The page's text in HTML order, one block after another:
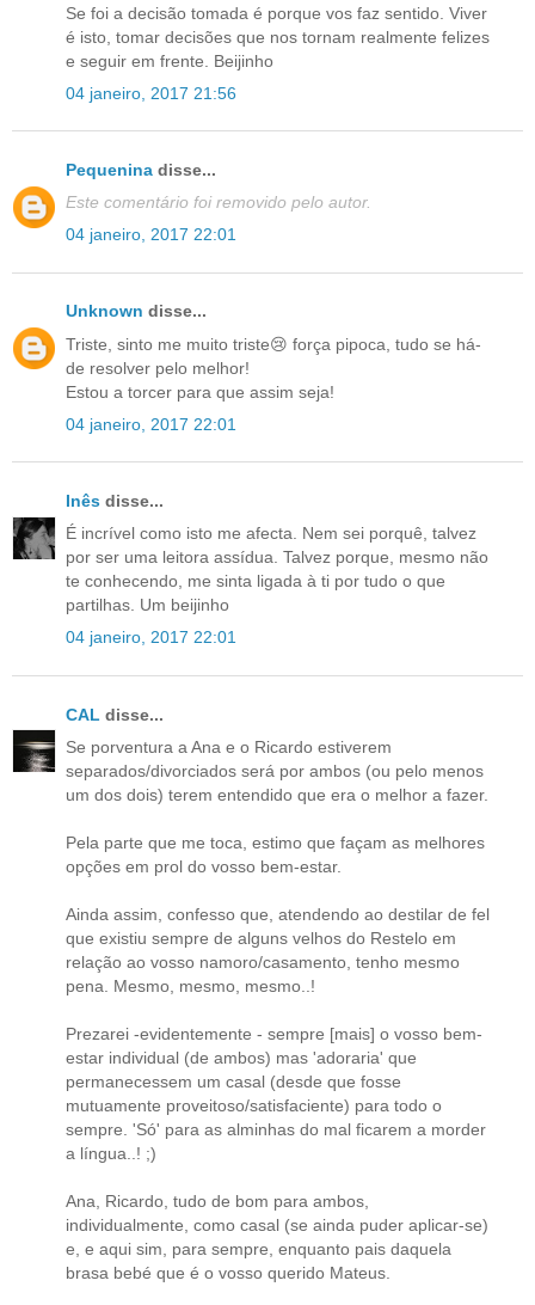
Se foi a decisão tomada é porque vos faz sentido. Viver
é isto, tomar decisões que nos tornam realmente felizes
e seguir em frente. Beijinho
04 janeiro, 2017 21:56
Pequenina disse...
Este comentário foi removido pelo autor.
04 janeiro, 2017 22:01
Unknown disse...
Triste, sinto me muito triste😢 força pipoca, tudo se há-
de resolver pelo melhor!
Estou a torcer para que assim seja!
04 janeiro, 2017 22:01
Inês disse...
É incrível como isto me afecta. Nem sei porquê, talvez
por ser uma leitora assídua. Talvez porque, mesmo não
te conhecendo, me sinta ligada à ti por tudo o que
partilhas. Um beijinho
04 janeiro, 2017 22:01
CAL disse...
Se porventura a Ana e o Ricardo estiverem
separados/divorciados será por ambos (ou pelo menos
um dos dois) terem entendido que era o melhor a fazer.
Pela parte que me toca, estimo que façam as melhores
opções em prol do vosso bem-estar.
Ainda assim, confesso que, atendendo ao destilar de fel
que existiu sempre de alguns velhos do Restelo em
relação ao vosso namoro/casamento, tenho mesmo
pena. Mesmo, mesmo, mesmo..!
Prezarei -evidentemente - sempre [mais] o vosso bem-
estar individual (de ambos) mas 'adoraria' que
permanecessem um casal (desde que fosse
mutuamente proveitoso/satisfaciente) para todo o
sempre. 'Só' para as alminhas do mal ficarem a morder
a língua..! ;)
Ana, Ricardo, tudo de bom para ambos,
individualmente, como casal (se ainda puder aplicar-se)
e, e aqui sim, para sempre, enquanto pais daquela
brasa bebé que é o vosso querido Mateus.